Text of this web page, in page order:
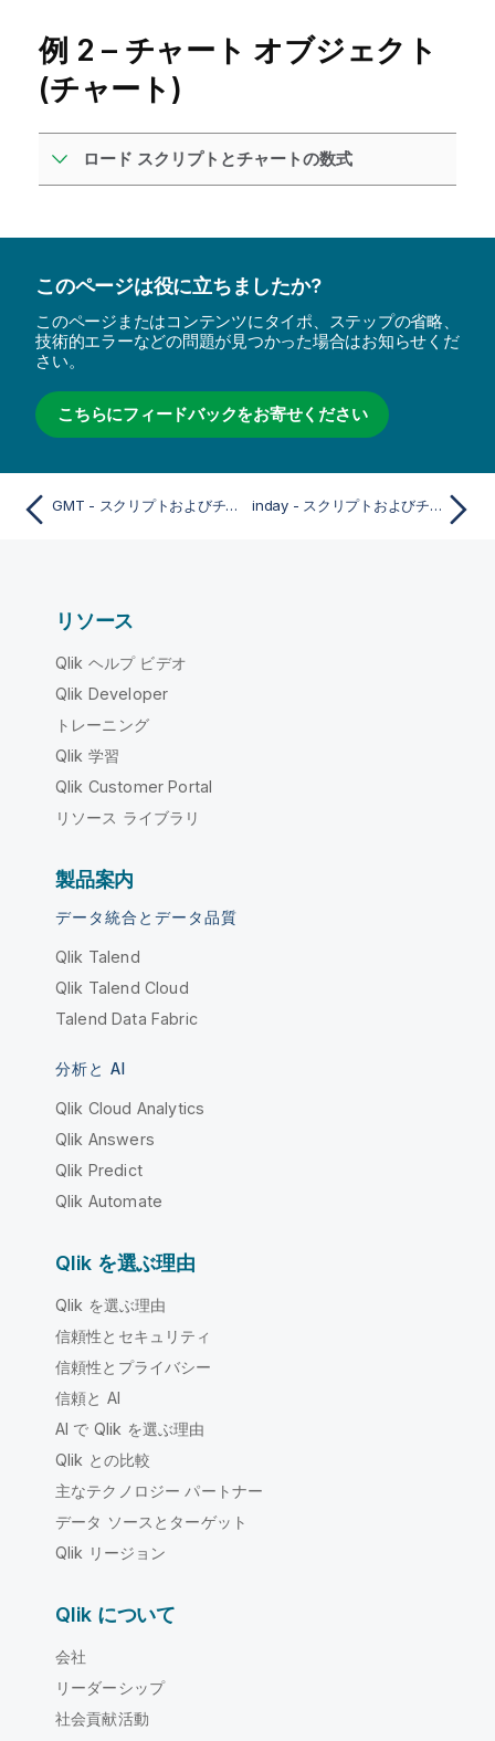
例 2 – チャート オブジェクト
(チャート)
ロード スクリプトとチャートの数式
このページは役に立ちましたか?
このページまたはコンテンツにタイポ、ステップの省略、
技術的エラーなどの問題が見つかった場合はお知らせくだ
さい。
こちらにフィードバックをお寄せください
GMT - スクリプトおよびチャート関数 inday - スクリプトおよびチャート関数
リソース
Qlik ヘルプ ビデオ
Qlik Developer
トレーニング
Qlik 学習
Qlik Customer Portal
リソース ライブラリ
製品案内
データ統合とデータ品質
Qlik Talend
Qlik Talend Cloud
Talend Data Fabric
分析と AI
Qlik Cloud Analytics
Qlik Answers
Qlik Predict
Qlik Automate
Qlik を選ぶ理由
Qlik を選ぶ理由
信頼性とセキュリティ
信頼性とプライバシー
信頼と AI
AI で Qlik を選ぶ理由
Qlik との比較
主なテクノロジー パートナー
データ ソースとターゲット
Qlik リージョン
Qlik について
会社
リーダーシップ
社会貢献活動